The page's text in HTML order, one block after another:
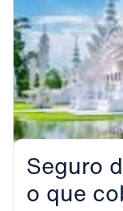
Seguro
o que